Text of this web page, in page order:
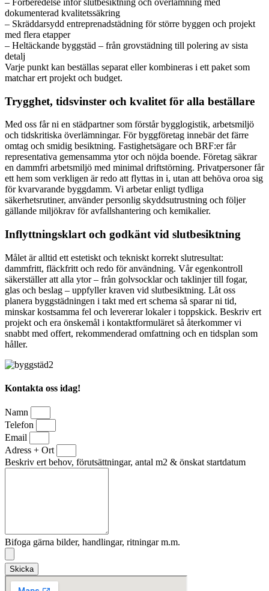
– Förberedelse inför slutbesiktning och överlämning med
dokumenterad kvalitetssäkring
– Skräddarsydd entreprenadstädning för större byggen och projekt
med flera etapper
– Heltäckande byggstäd – från grovstädning till polering av sista
detalj
Varje punkt kan beställas separat eller kombineras i ett paket som
matchar ert projekt och budget.
Trygghet, tidsvinster och kvalitet för alla beställare
Med oss får ni en städpartner som förstår bygglogistik, arbetsmiljö
och tidskritiska överlämningar. För byggföretag innebär det färre
omtag och smidig besiktning. Fastighetsägare och BRF:er får
representativa gemensamma ytor och nöjda boende. Företag säkrar
en dammfri arbetsmiljö med minimal driftstörning. Privatpersoner får
ett hem som verkligen är redo att flyttas in i, utan att behöva oroa sig
för kvarvarande byggdamm. Vi arbetar enligt tydliga
säkerhetsrutiner, använder personlig skyddsutrustning och följer
gällande miljökrav för avfallshantering och kemikalier.
Inflyttningsklart och godkänt vid slutbesiktning
Målet är alltid ett estetiskt och tekniskt korrekt slutresultat:
dammfritt, fläckfritt och redo för användning. Vår egenkontroll
säkerställer att alla ytor – från golvsocklar och taklinjer till fogar,
glas och beslag – uppfyller kraven vid slutbesiktning. Låt oss
planera byggstädningen i takt med ert schema så sparar ni tid,
minskar kostsamma fel och levererar lokaler i toppskick. Beskriv ert
projekt och era önskemål i kontaktformuläret så återkommer vi
snabbt med offert, rekommenderad omfattning och en tidsplan som
håller.
Kontakta oss idag!
Namn
Telefon
Email
Adress + Ort
Beskriv ert behov, förutsättningar, antal m2 & önskat startdatum
Bifoga gärna bilder, handlingar, ritningar m.m.
Skicka